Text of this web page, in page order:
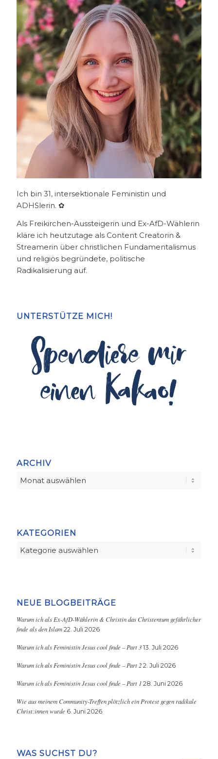
Ich bin 31, intersektionale Feministin und
ADHSlerin. ✿
Als Freikirchen-Aussteigerin und Ex-AfD-Wählerin
kläre ich heutzutage als Content Creatorin &
Streamerin über christlichen Fundamentalismus
und religiös begründete, politische
Radikalisierung auf.
UNTERSTÜTZE MICH!
ARCHIV
KATEGORIEN
Kategorien
NEUE BLOGBEITRÄGE
Warum ich als Ex-AfD-Wählerin & Christin das Christentum gefährlicher
finde als den Islam 22. Juli 2026
Warum ich als Feministin Jesus cool finde – Part 3 13. Juli 2026
Warum ich als Feministin Jesus cool finde – Part 2 2. Juli 2026
Warum ich als Feministin Jesus cool finde – Part 1 28. Juni 2026
Wie aus meinem Community-Treffen plötzlich ein Protest gegen radikale
Christ:innen wurde 6. Juni 2026
WAS SUCHST DU?